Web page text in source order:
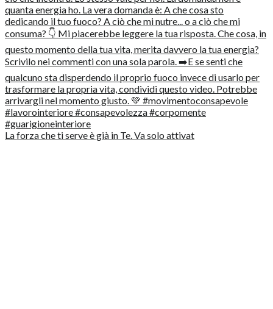
La forza che ti serve è già in Te. Va solo attivat